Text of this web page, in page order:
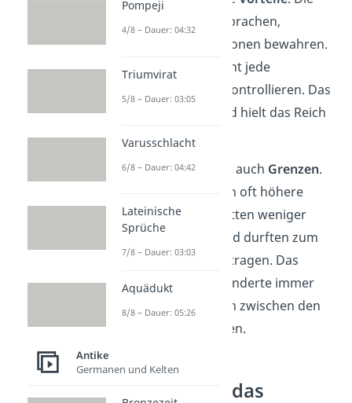
Völker konnten ihre Sprachen,
Religionen und Traditionen bewahren.
Der Sultan musste nicht jede
Gemeinschaft direkt kontrollieren. Das
sparte Ressourcen und hielt das Reich
zusammen.
Aber das System hatte auch Grenzen.
Nichtmuslime mussten oft höhere
Steuern zahlen. Sie hatten weniger
Rechte als Muslime und durften zum
Beispiel keine Waffen tragen. Das
führte über die Jahrhunderte immer
wieder zu Spannungen zwischen den
verschiedenen Gruppen.
Warum zerfiel das
Pompeji
4/8 – Dauer: 04:32
Triumvirat
5/8 – Dauer: 03:05
Varusschlacht
6/8 – Dauer: 04:42
Lateinische
Sprüche
7/8 – Dauer: 03:03
Aquädukt
8/8 – Dauer: 05:26
Antike
Germanen und Kelten